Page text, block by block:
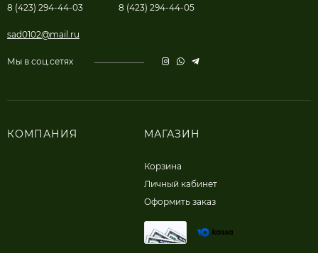
8 (423) 294-44-03 8 (423) 294-44-05
sad0102@mail.ru
Мы в соц.сетях
КОМПАНИЯ МАГАЗИН
Корзина
Личный кабинет
Оформить заказ